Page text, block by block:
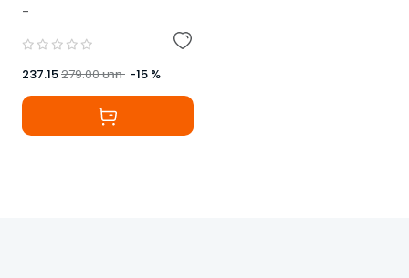
,
,เธมส์ THINKต่าง
Low Profile
,โสภณ ศุภมั่งมี,โอมศิริ วีระกุล
,หมอจริง
,
อานนทวงศ์ มฤคพิทักษ์
-
237.15279.00บาท -15 %